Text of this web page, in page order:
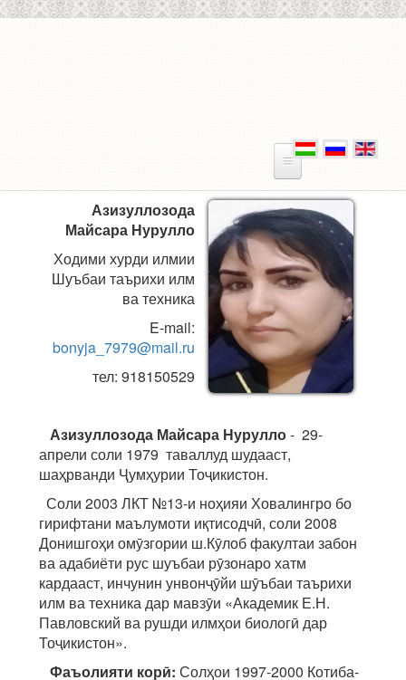
Азизуллозода
Майсара Нурулло
Ходими хурди илмии
Шуъбаи таърихи илм
ва техника
E-mail:
bonyja_7979@mail.ru
тел: 918150529
Азизуллозода Майсара Нурулло- 29-
апрели соли 1979 таваллуд шудааст,
шаҳрванди Ҷумҳурии Тоҷикистон.
Соли 2003 ЛКТ №13-и ноҳияи Ховалингро бо
гирифтани маълумоти иқтисодчӣ, соли 2008
Донишгоҳи омӯзгории ш.Кӯлоб факултаи забон
ва адабиёти рус шуъбаи рӯзонаро хатм
кардааст, инчунин унвонҷӯйи шӯъбаи таърихи
илм ва техника дар мавзӯи «Академик Е.Н.
Павловский ва рушди илмҳои биологӣ дар
Тоҷикистон».
Фаъолияти корӣ:Солҳои 1997-2000 Котиба-